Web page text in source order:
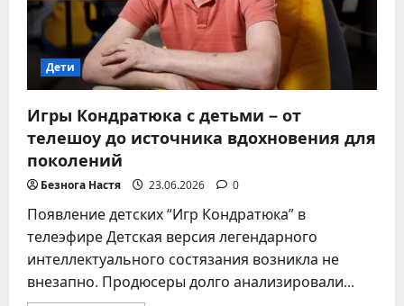
Дети
Игры Кондратюка с детьми – от
телешоу до источника вдохновения для
поколений
Безнога Настя 23.06.2026 0
Появление детских “Игр Кондратюка” в
телеэфире Детская версия легендарного
интеллектуального состязания возникла не
внезапно. Продюсеры долго анализировали...